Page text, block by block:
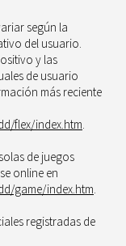
según la
del usuario.
y las
de usuario
más reciente
flex/index.htm.
de juegos
online en
game/index.htm.
registradas de